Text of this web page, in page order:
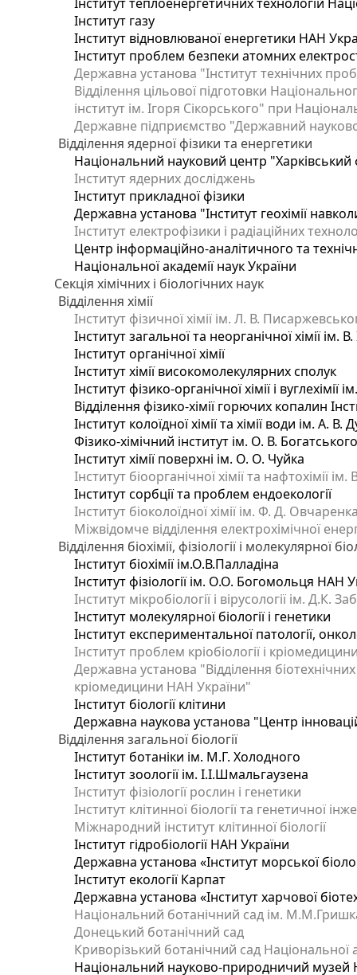
Інститут газу
Інститут відновлюваної енергетики НАН
Інститут проблем безпеки атомних
Державна установа "Інститут технічних
Відділення цільової підготовки
інститут ім. Ігоря Сікорського" при
Державне підприємство "Державний
Відділення ядерної фізики та енергетики
Національний науковий центр "Харківський
Інститут ядерних досліджень
Інститут прикладної фізики
Державна установа "Інститут геохімії
Інститут електрофізики і радіаційних
Центр інформаційно-аналітичного та
Національної академії наук України
Секція хімічних і біологічних наук
Відділення хімії
Інститут фізичної хімії ім. Л. В.
Інститут загальної та неорганічної хімії ім.
Інститут органічної хімії
Інститут хімії високомолекулярних сполук
Інститут фізико-органічної хімії і
Відділення фізико-хімії горючих копалин
Інститут колоїдної хімії та хімії води ім. А.
Фізико-хімічний інститут ім. О. В.
Інститут хімії поверхні ім. О. О. Чуйка
Інститут біоорганічної хімії та нафтохімії
Інститут сорбції та проблем ендоекології
Інститут біоколоїдної хімії ім. Ф. Д.
Міжвідомче відділення електрохімічної
Відділення біохімії, фізіології і молекулярної
Інститут біохімії ім.О.В.Палладіна
Інститут фізіології ім. О.О. Богомольця НАН
Інститут мікробіології і вірусології ім. Д.К.
Інститут молекулярної біології і генетики
Інститут експериментальної патології,
Інститут проблем кріобіології і
Державна установа "Відділення
кріомедицини НАН України"
Інститут біології клітини
Державна наукова установа "Центр
Відділення загальної біології
Інститут ботаніки ім. М.Г. Холодного
Інститут зоології ім. І.І.Шмальгаузена
Інститут фізіології рослин і генетики
Інститут клітинної біології та генетичної
Міжнародний інститут клітинної біології
Інститут гідробіології НАН України
Державна установа «Інститут морської
Інститут екології Карпат
Державна установа «Інститут харчової
Національний ботанічний сад ім.
Донецький ботанічний сад
Криворізький ботанічний сад Національної
Національний науково-природничий музей